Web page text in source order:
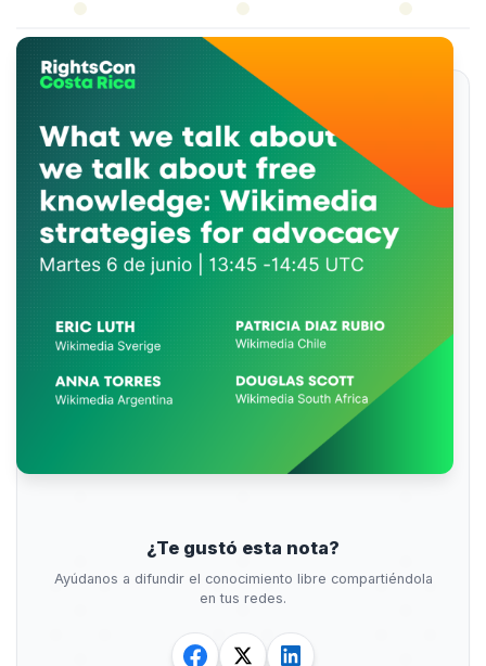
¿Te gustó esta nota?
Ayúdanos a difundir el conocimiento libre compartiéndola
en tus redes.